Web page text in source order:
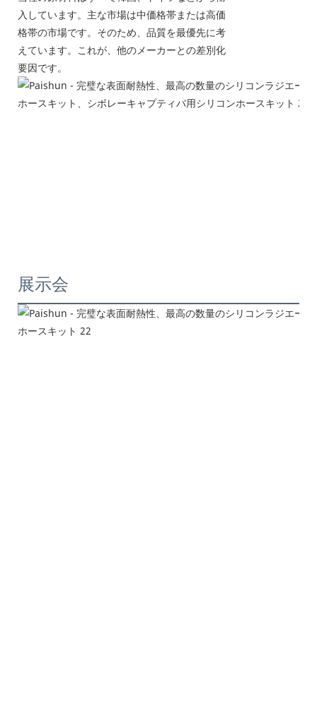
入しています。主な市場は中価格帯または高価
格帯の市場です。そのため、品質を最優先に考
えています。これが、他のメーカーとの差別化
要因です。
展示会